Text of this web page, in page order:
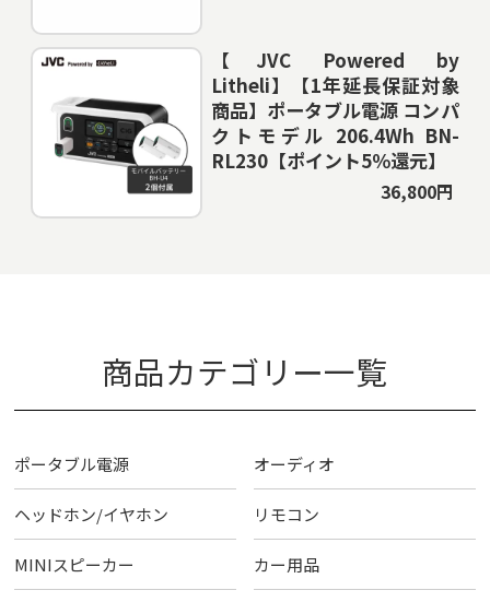
【JVC Powered by
Litheli】【1年延長保証対象
商品】ポータブル電源 コンパ
クトモデル 206.4Wh BN-
RL230【ポイント5％還元】
36,800円
商品カテゴリー一覧
ポータブル電源 オーディオ
ヘッドホン/イヤホン リモコン
MINIスピーカー カー用品